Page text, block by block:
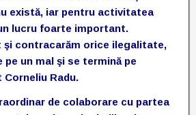
există, iar pentru activitatea
lucru foarte important.
şi contracarăm orice ilegalitate,
pe un mal şi se termină pe
Radu.
de colaborare cu partea